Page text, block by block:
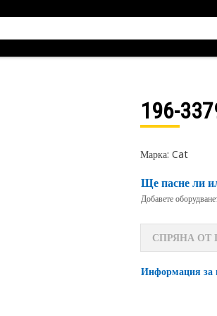
196-
Марка: Cat
Ще пасне ли
Добавете
СПРЯНА ОТ
Информация за